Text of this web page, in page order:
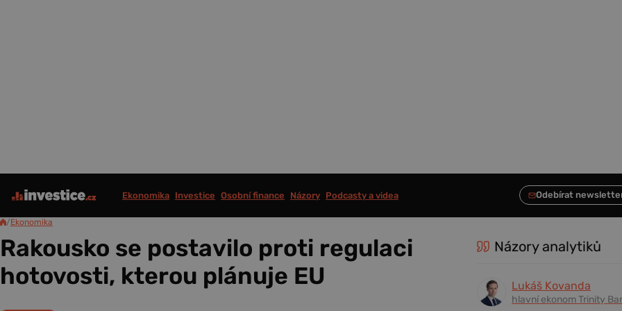
Ekonomika Investice Osobní finance Názory Podcasty a videa
/Ekonomika
Rakousko se postavilo proti regulaci
hotovosti, kterou plánuje EU
Názory analytiků
Lukáš Kovanda
hlavní ekonom Trinity